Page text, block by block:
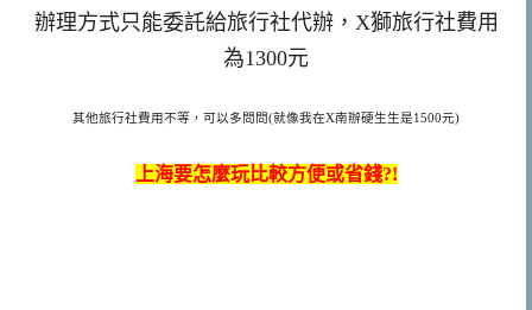
辦理方式只能委託給旅行社代辦， X獅旅行社費用
為1300元
其他旅行社費用不等，可以多問問(就像我在X南辦硬生生是1500元)
上海要怎麼玩比較方便或省錢?!